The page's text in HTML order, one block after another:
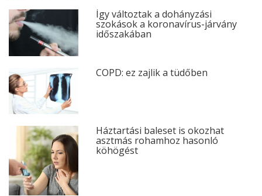
Így változtak a dohányzási
szokások a koronavírus-járvány
időszakában
COPD: ez zajlik a tüdőben
Háztartási baleset is okozhat
asztmás rohamhoz hasonló
köhögést